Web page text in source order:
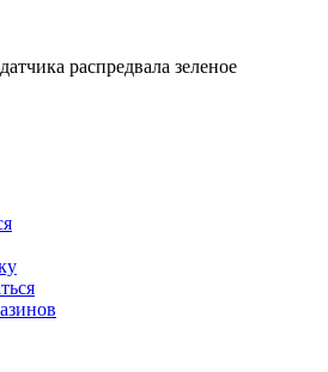
распредвала зеленое